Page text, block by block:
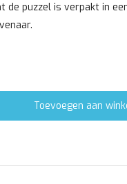
de puzzel is verpakt in
Toevoegen aan